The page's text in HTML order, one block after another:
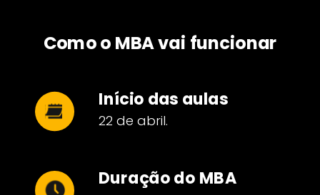
Como o MBA vai funcionar
Início das aulas
22 de abril.
Duração do MBA